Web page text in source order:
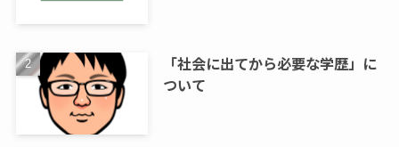
「社会に出てから必要な学歴」に
ついて